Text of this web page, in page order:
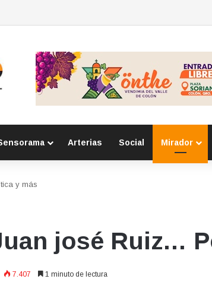
con robos a comercio con violencia en Querétaro y
Arterias Social Mirador
y más
josé Ruiz…
7.407 1 minuto de lectura